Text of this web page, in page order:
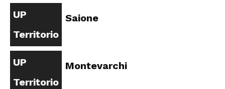
UP
Territorio
Saione
UP
Territorio
Montevarchi